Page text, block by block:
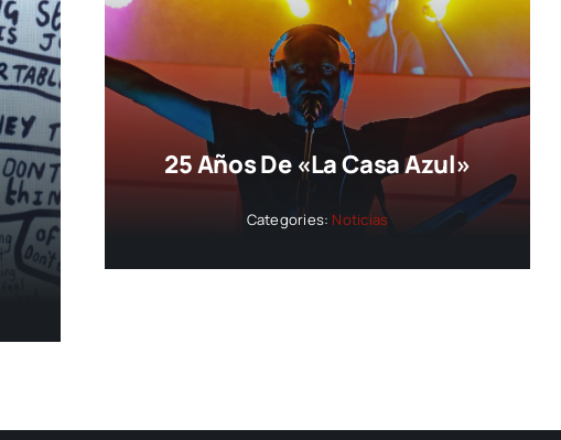
25 Años De «La Casa Azul»
Categories: Noticias